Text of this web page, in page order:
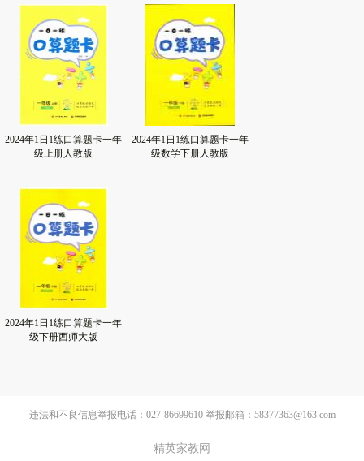
2024年1日1练口算题卡一年
级上册人教版
2024年1日1练口算题卡一年
级数学下册人教版
2024年1日1练口算题卡一年
级下册西师大版
违法和不良信息举报电话：027-86699610 举报邮箱：58377363@163.com
精英家教网